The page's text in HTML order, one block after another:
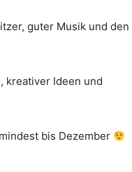
guter Musik und den
kreativer Ideen und
bis Dezember